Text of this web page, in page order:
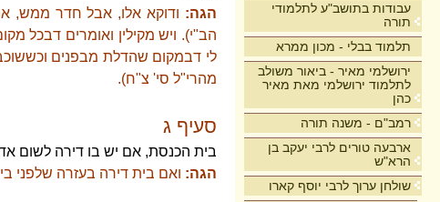
עבודות בתושב"ע לתלמודי
תורה
תלמוד בבלי - מכון ממרא
ירושלמי מאיר - ביאור משולב
לתלמוד ירושלמי מאת מאיר
כהן
רמב"ם - משנה תורה
ארבעה טורים לרבי יעקב בן
הרא"ש
שולחן ערוך לרבי יוסף קארו
הגה: ודוקא אלו, אבל חדר ממש,
הב"י). ויש מקילין ואומרים דבכל
לי דבמקום שהדלת מבפנים
מהרי"ל סי' צ"ח).
סעיף ג
בית הכנסת, אם יש בו דירה לשום
הגה: ואם בית דירה בעזרה שלפני